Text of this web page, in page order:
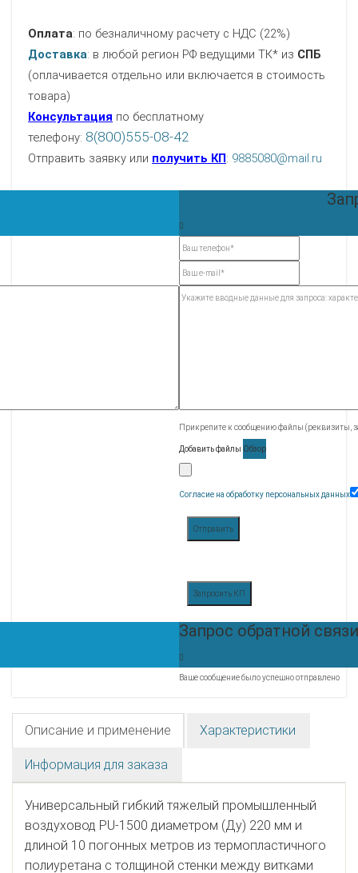
Оплата: по безналичному расчету с НДС (22%)
Доставка: в любой регион РФ ведущими ТК* из СПБ
(оплачивается отдельно или включается в стоимость
товара)
Консультация по бесплатному
телефону: 8(800)555-08-42
Отправить заявку или получить КП: 9885080@mail.ru
Прикрепите к сообщению файлы (реквизиты,
Добавить файлы Обзор
Согласие на обработку персональных данных
Отправить
Запросить КП
Запрос обратной связи
Ваше сообщение было успешно отправлено
Описание и применение Характеристики
Информация для заказа
Универсальный гибкий тяжелый промышленный
воздуховод PU-1500 диаметром (Ду) 220 мм и
длиной 10 погонных метров из термопластичного
полиуретана с толщиной стенки между витками